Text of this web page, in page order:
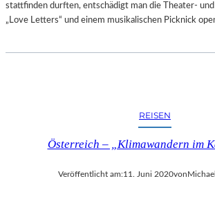
T
D
M
S
H
T
T
S
B
stattfinden durften, entschädigt man die Theater-
„Love Letters“ und einem musikalischen Picknick
REISEN
Österreich – „Klimawandern im
Veröffentlicht am:11. Juni 2020von